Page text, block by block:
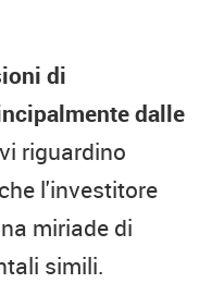
di
dalle
riguardino
l'investitore
miriade di
simili.